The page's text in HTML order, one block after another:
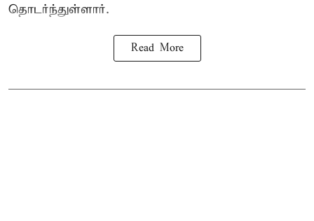
தொடர்ந்துள்ளார்.
Read More